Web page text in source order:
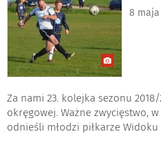
8 maja
Za nami 23. kolejka sezonu
okręgowej. Ważne zwycięstwo,
odnieśli młodzi piłkarze